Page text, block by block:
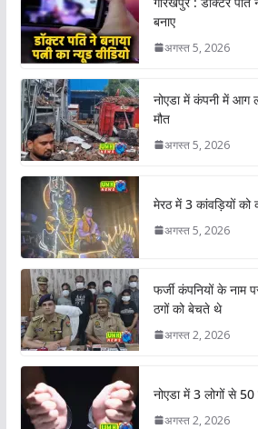
बनाए
अगस्त 5, 2026
नोएडा में कंपनी में आग
मौत
अगस्त 5, 2026
मेरठ में 3 कांवड़ियों को
अगस्त 5, 2026
फर्जी कंपनियों के नाम
ठगों को बेचते थे
अगस्त 2, 2026
नोएडा में 3 लोगों से
अगस्त 2, 2026